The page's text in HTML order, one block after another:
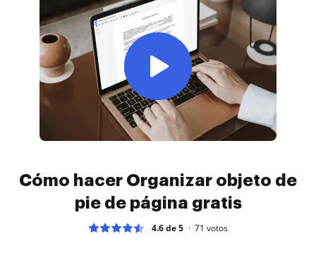
Cómo hacer Organizar objeto de
pie de página gratis
4.6 de 5 71 votos